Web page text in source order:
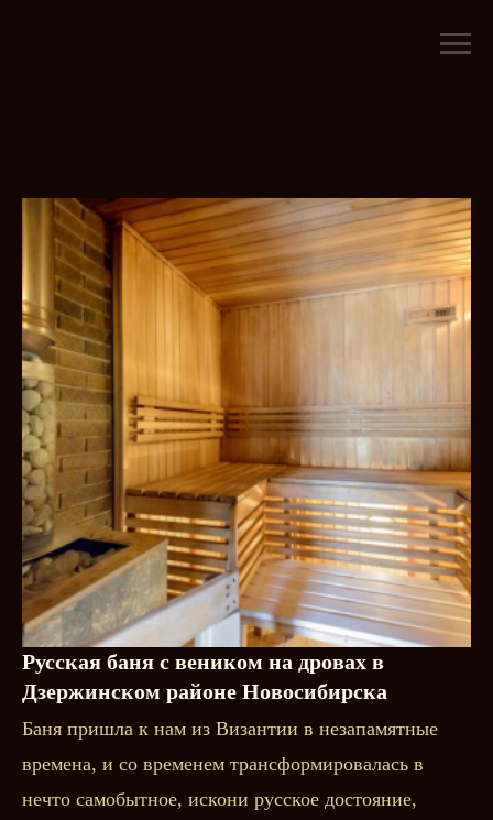
Русская баня с веником на дровах в
Дзержинском районе Новосибирска
Баня пришла к нам из Византии в незапамятные
времена, и со временем трансформировалась в
нечто самобытное, искони русское достояние,